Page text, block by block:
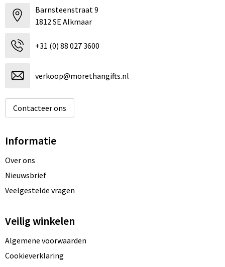
Barnsteenstraat 9
1812 SE Alkmaar
+31 (0) 88 027 3600
verkoop@morethangifts.nl
Contacteer ons
Informatie
Over ons
Nieuwsbrief
Veelgestelde vragen
Veilig winkelen
Algemene voorwaarden
Cookieverklaring